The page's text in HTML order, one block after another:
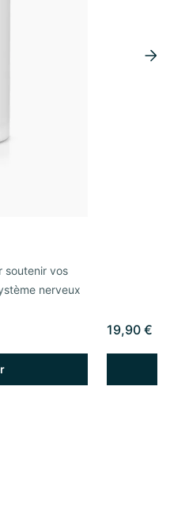
soutenir vos
nerveux
19,90 €